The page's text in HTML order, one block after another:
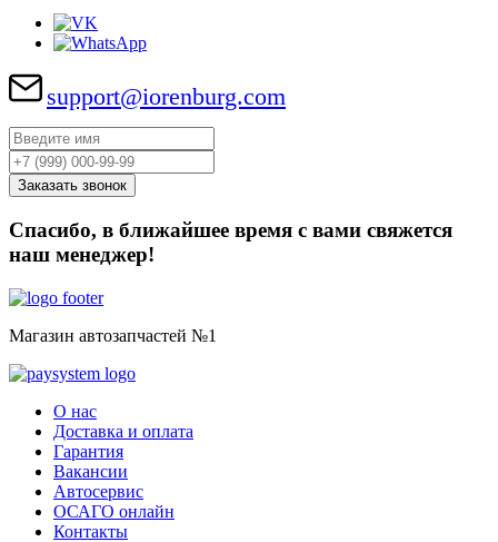
support@iorenburg.com
Спасибо, в ближайшее время с вами свяжется
наш менеджер!
Магазин автозапчастей №1
О нас
Доставка и оплата
Гарантия
Вакансии
Автосервис
ОСАГО онлайн
Контакты